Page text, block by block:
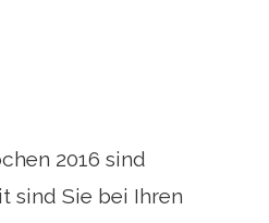
2016 sind
sind Sie bei Ihren